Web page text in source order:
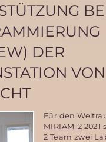
für
auf
Mars?
DER
Für den
MIRIAM-2 2021
2 Team zwei